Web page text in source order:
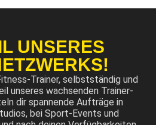
UNSERES
Trainer, selbstständig und
unseres wachsenden Trainer-
dir spannende Aufträge in
bei Sport-Events und